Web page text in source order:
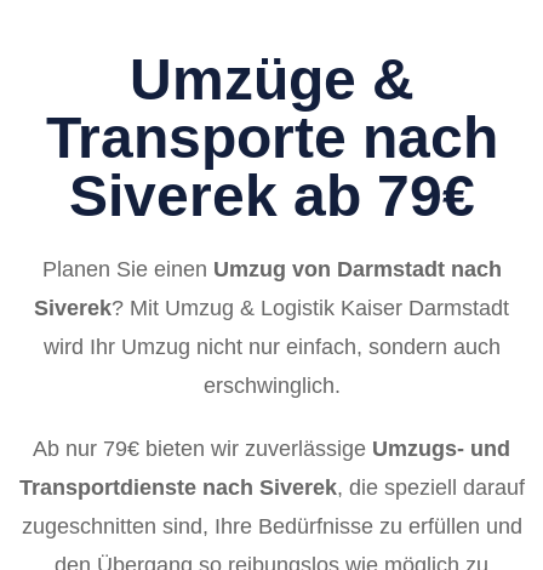
Umzüge &
Transporte nach
Siverek ab 79€
Planen Sie einen Umzug von Darmstadt nach
Siverek? Mit Umzug & Logistik Kaiser Darmstadt
wird Ihr Umzug nicht nur einfach, sondern auch
erschwinglich.
Ab nur 79€ bieten wir zuverlässige Umzugs- und
Transportdienste nach Siverek, die speziell darauf
zugeschnitten sind, Ihre Bedürfnisse zu erfüllen und
den Übergang so reibungslos wie möglich zu